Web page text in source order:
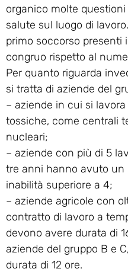
organico molte
salute sul luogo di
primo soccorso presenti
congruo rispetto al
Per quanto riguarda
si tratta di aziende del
– aziende in cui si
tossiche, come centrali
nucleari;
– aziende con più di 5
tre anni hanno avuto
inabilità superiore a 4;
– aziende agricole con
contratto di lavoro a
devono avere durata di
aziende del gruppo B e
durata di 12 ore.